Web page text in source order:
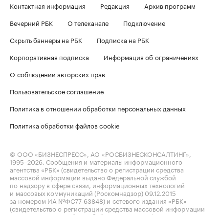
Контактная информация Редакция
Архив программ
Вечерний РБК
О телеканале
Подключение
Скрыть баннеры на РБК
Подписка на РБК
Корпоративная подписка
Информация об ограничениях
О соблюдении авторских прав
Пользовательское соглашение
Политика в отношении обработки персональных данных
Политика обработки файлов cookie
© ООО «БИЗНЕСПРЕСС», АО «РОСБИЗНЕСКОНСАЛТИНГ»,
1995–2026. Сообщения и материалы информационного
агентства «РБК» (свидетельство о регистрации средства
массовой информации выдано Федеральной службой
по надзору в сфере связи, информационных технологий
и массовых коммуникаций (Роскомнадзор) 09.12.2015
за номером ИА №ФС77-63848) и сетевого издания «РБК»
(свидетельство о регистрации средства массовой информации